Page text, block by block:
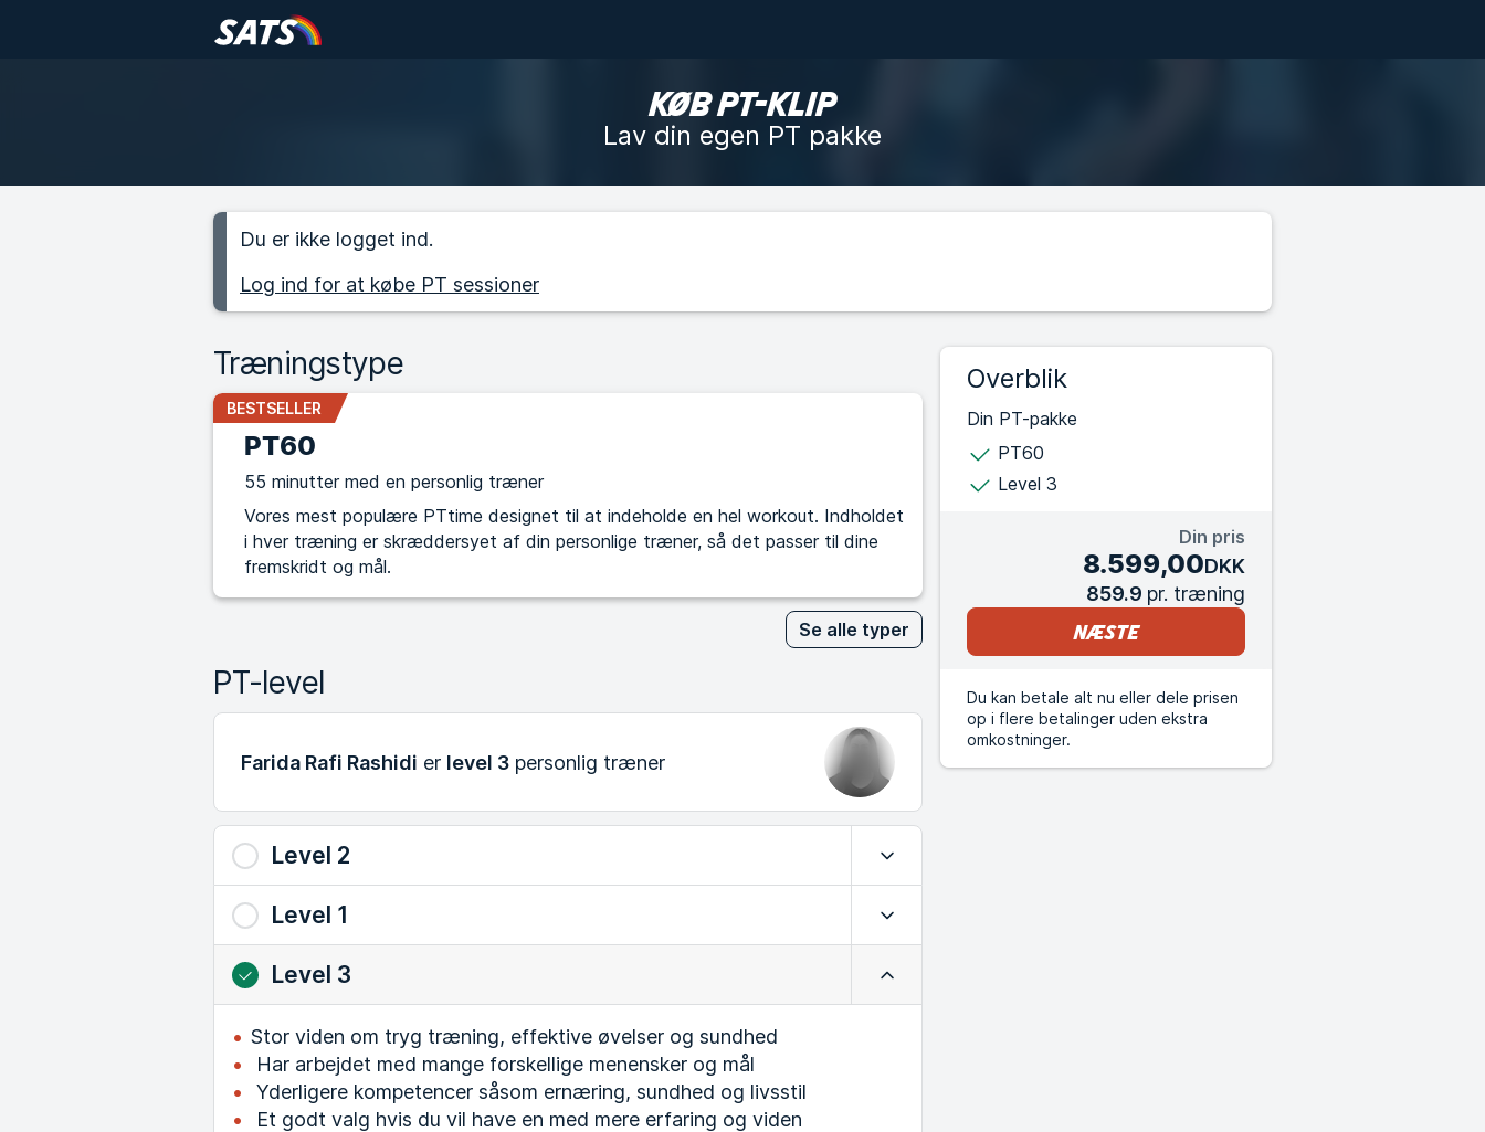
KØB PT-KLIP
Lav din egen PT pakke
Du er ikke logget ind.
Log ind for at købe PT sessioner
Træningstype
PT60
BESTSELLER
55 minutter med en personlig træner
Vores mest populære PTtime designet til at indeholde en hel workout. Indholdet
i hver træning er skræddersyet af din personlige træner, så det passer til dine
fremskridt og mål.
Se alle typer
PT-level
Farida Rafi Rashidi er level 3 personlig træner
Level 2 Udvid
Level 1 Udvid
Level 3 Luk
Stor viden om tryg træning, effektive øvelser og sundhed
Har arbejdet med mange forskellige menensker og mål
Yderligere kompetencer såsom ernæring, sundhed og livsstil
Et godt valg hvis du vil have en med mere erfaring og viden
Overblik
Din PT-pakke
PT60
Level 3
Din pris
8.599,00DKK
859.9 pr. træning
Næste
Du kan betale alt nu eller dele prisen
op i flere betalinger uden ekstra
omkostninger.